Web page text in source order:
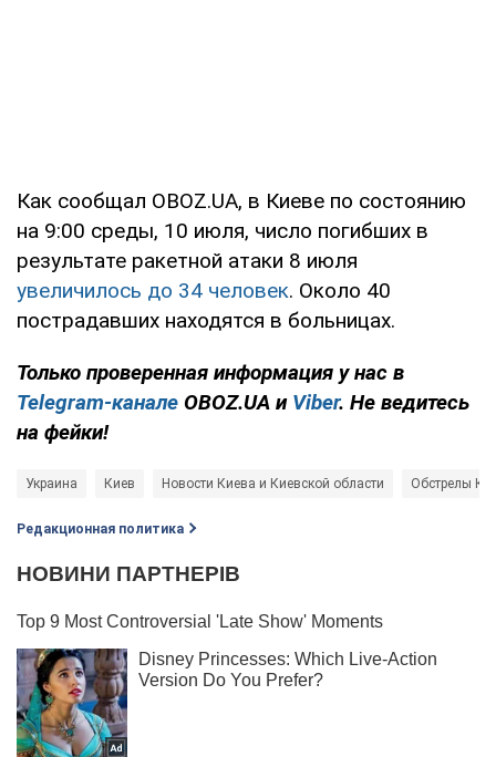
Как сообщал OBOZ.UA, в Киеве по состоянию
на 9:00 среды, 10 июля, число погибших в
результате ракетной атаки 8 июля
увеличилось до 34 человек. Около 40
пострадавших находятся в больницах.
Только проверенная информация у нас в
Telegram-канале OBOZ.UA и Viber. Не ведитесь
на фейки!
Украина Киев Новости Киева и Киевской области Обстрелы
Редакционная политика